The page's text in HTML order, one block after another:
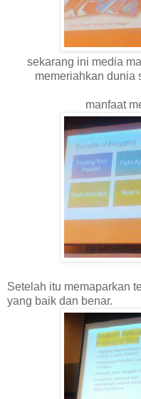
sekarang ini media
memeriahkan dunia
manfaat
Setelah itu memaparkan
yang baik dan benar.